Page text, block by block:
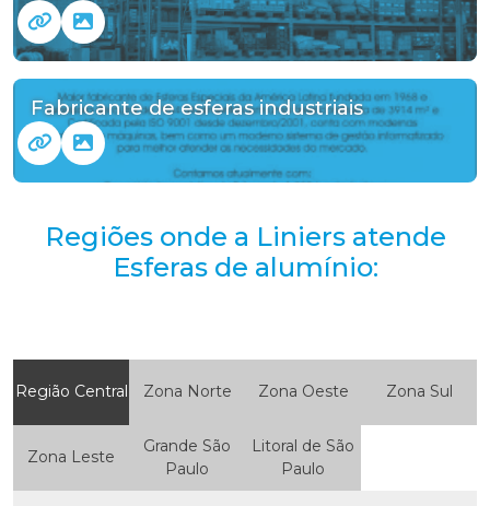
Fabricante de esferas industriais
Regiões onde a Liniers atende
Esferas de alumínio:
Região Central Zona Norte Zona Oeste Zona Sul
Zona Leste
Grande São
Paulo
Litoral de São
Paulo